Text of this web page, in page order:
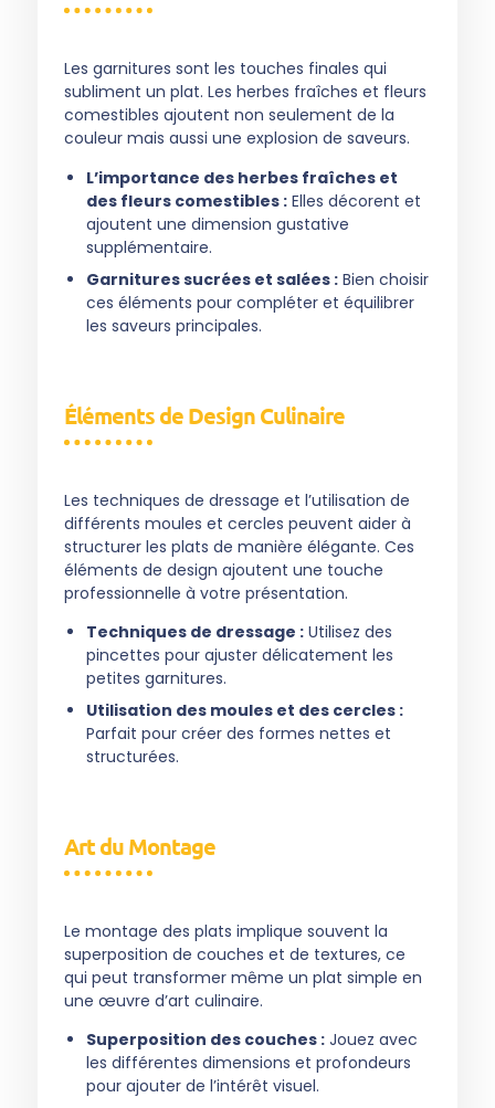
Les garnitures sont les touches finales qui
subliment un plat. Les herbes fraîches et fleurs
comestibles ajoutent non seulement de la
couleur mais aussi une explosion de saveurs.
L’importance des herbes fraîches et
des fleurs comestibles : Elles décorent et
ajoutent une dimension gustative
supplémentaire.
Garnitures sucrées et salées : Bien choisir
ces éléments pour compléter et équilibrer
les saveurs principales.
Éléments de Design Culinaire
Les techniques de dressage et l’utilisation de
différents moules et cercles peuvent aider à
structurer les plats de manière élégante. Ces
éléments de design ajoutent une touche
professionnelle à votre présentation.
Techniques de dressage : Utilisez des
pincettes pour ajuster délicatement les
petites garnitures.
Utilisation des moules et des cercles :
Parfait pour créer des formes nettes et
structurées.
Art du Montage
Le montage des plats implique souvent la
superposition de couches et de textures, ce
qui peut transformer même un plat simple en
une œuvre d’art culinaire.
Superposition des couches : Jouez avec
les différentes dimensions et profondeurs
pour ajouter de l’intérêt visuel.